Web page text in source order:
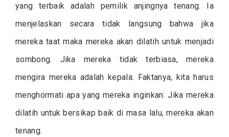
yang terbaik adalah pemilik anjingnya tenang. Ia
menjelaskan secara tidak langsung bahwa jika
mereka taat maka mereka akan dilatih untuk menjadi
sombong. Jika mereka tidak terbiasa, mereka
mengira mereka adalah kepala. Faktanya, kita harus
menghormati apa yang mereka inginkan. Jika mereka
dilatih untuk bersikap baik di masa lalu, mereka akan
tenang.